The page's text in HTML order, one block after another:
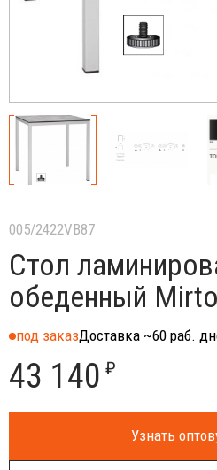
005/2422VB87
Стол
обеденный Mirto
под заказДоставка ~60 раб.
43 140 ₽
Узнать